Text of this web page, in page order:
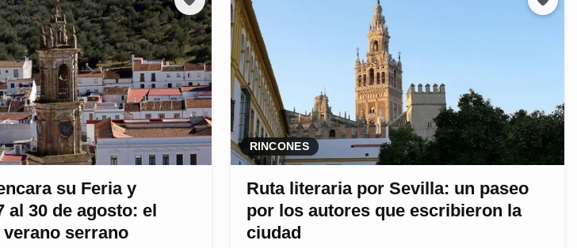
su Feria y
al 30 de agosto: el
serrano
RINCONES
Ruta literaria por Sevilla: un paseo
por los autores que escribieron la
ciudad